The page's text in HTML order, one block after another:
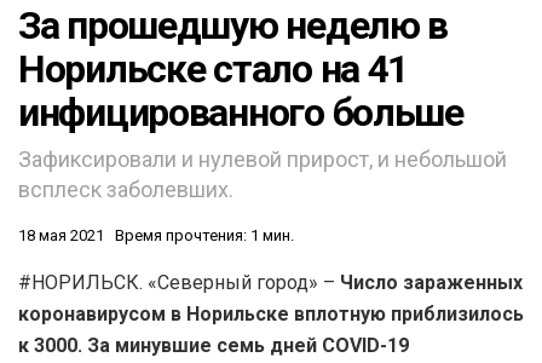
За прошедшую неделю в
Норильске стало на 41
инфицированного больше
Зафиксировали и нулевой прирост, и небольшой
всплеск заболевших.
18 мая 2021 Время прочтения: 1 мин.
#НОРИЛЬСК. «Северный город» – Число зараженных
коронавирусом в Норильске вплотную приблизилось
к 3000. За минувшие семь дней COVID-19